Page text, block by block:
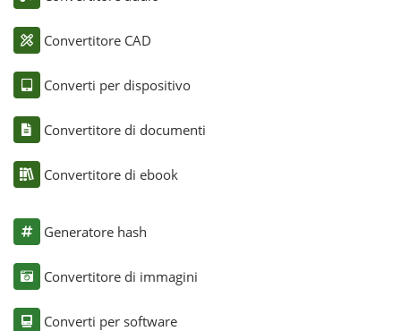
Convertitore CAD
Converti per dispositivo
Convertitore di documenti
Convertitore di ebook
Generatore hash
Convertitore di immagini
Converti per software